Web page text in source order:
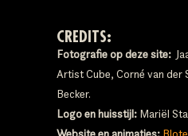
CREDITS:
Fotografie op deze site:
Artist Cube, Corné van der
Becker.
Logo en huisstijl: Mariël